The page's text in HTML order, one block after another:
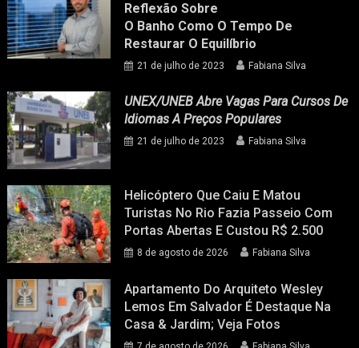
Reflexão Sobre
O Banho Como O Tempo De
Restaurar O Equilíbrio
21 de julho de 2023 Fabiana Silva
UNEX/UNEB Abre Vagas Para Cursos De
Idiomas A Preços Populares
21 de julho de 2023 Fabiana Silva
Helicóptero Que Caiu E Matou
Turistas No Rio Fazia Passeio Com
Portas Abertas E Custou R$ 2.500
8 de agosto de 2026 Fabiana Silva
Apartamento Do Arquiteto Wesley
Lemos Em Salvador É Destaque Na
Casa & Jardim; Veja Fotos